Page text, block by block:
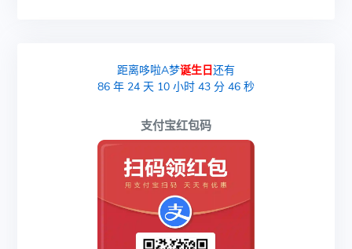
距离哆啦A梦诞生日还有
86 年24 天10 小时43 分45 秒
支付宝红包码